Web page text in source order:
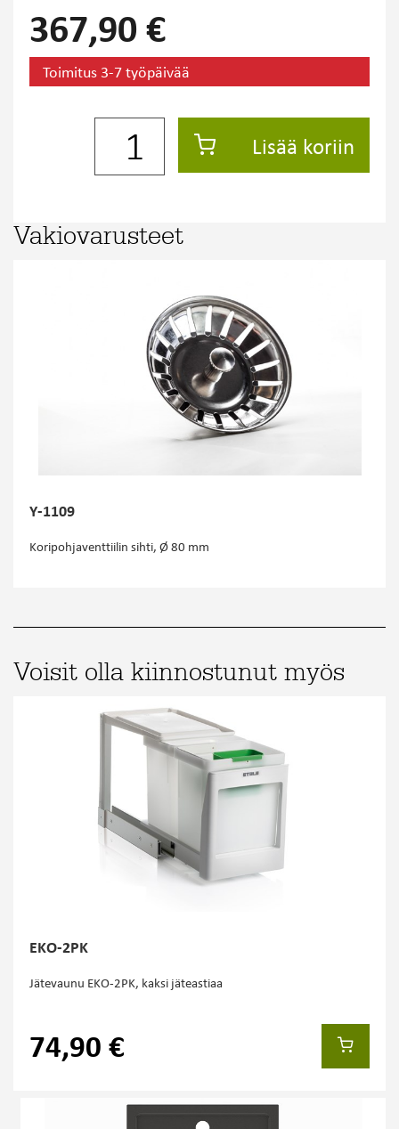
367,90 €
Toimitus 3-7 työpäivää
Lisää koriin
Vakiovarusteet
Y-1109
Koripohjaventtiilin sihti, Ø 80 mm
Voisit olla kiinnostunut myös
EKO-2PK
Jätevaunu EKO-2PK, kaksi jäteastiaa
74,90 €